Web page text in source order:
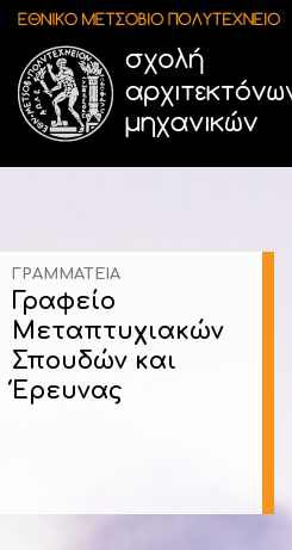
Παράκαμψη προς το κυρίως περιεχόμενο
ΓΡΑΜΜΑΤΕΙΑ
Γραφείο
Μεταπτυχιακών
Σπουδών και
Έρευνας